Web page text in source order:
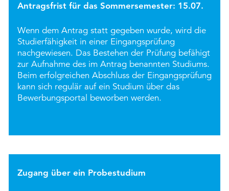
Antragsfrist für das Sommersemester: 15.07.
Wenn dem Antrag statt gegeben wurde, wird die
Studierfähigkeit in einer Eingangsprüfung
nachgewiesen. Das Bestehen der Prüfung befähigt
zur Aufnahme des im Antrag benannten Studiums.
Beim erfolgreichen Abschluss der Eingangsprüfung
kann sich regulär auf ein Studium über das
Bewerbungsportal beworben werden.
Zugang über ein Probestudium